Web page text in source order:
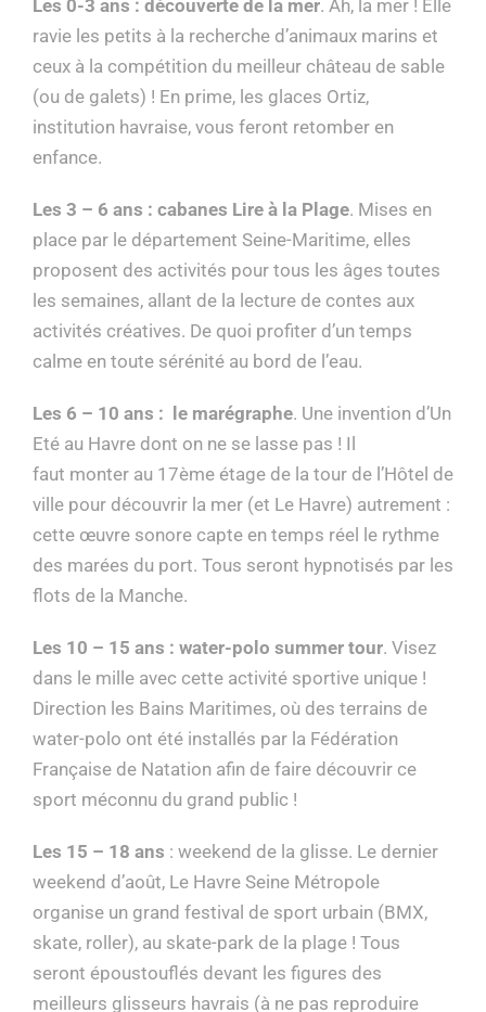
Les 0-3 ans : découverte de la mer. Ah, la mer ! Elle
ravie les petits à la recherche d’animaux marins et
ceux à la compétition du meilleur château de sable
(ou de galets) ! En prime, les glaces Ortiz,
institution havraise, vous feront retomber en
enfance.
Les 3 – 6 ans : cabanes Lire à la Plage. Mises en
place par le département Seine-Maritime, elles
proposent des activités pour tous les âges toutes
les semaines, allant de la lecture de contes aux
activités créatives. De quoi profiter d’un temps
calme en toute sérénité au bord de l’eau.
Les 6 – 10 ans : le marégraphe. Une invention d’Un
Eté au Havre dont on ne se lasse pas ! Il
faut monter au 17ème étage de la tour de l’Hôtel de
ville pour découvrir la mer (et Le Havre) autrement :
cette œuvre sonore capte en temps réel le rythme
des marées du port. Tous seront hypnotisés par les
flots de la Manche.
Les 10 – 15 ans : water-polo summer tour. Visez
dans le mille avec cette activité sportive unique !
Direction les Bains Maritimes, où des terrains de
water-polo ont été installés par la Fédération
Française de Natation afin de faire découvrir ce
sport méconnu du grand public !
Les 15 – 18 ans : weekend de la glisse. Le dernier
weekend d’août, Le Havre Seine Métropole
organise un grand festival de sport urbain (BMX,
skate, roller), au skate-park de la plage ! Tous
seront époustouflés devant les figures des
meilleurs glisseurs havrais (à ne pas reproduire